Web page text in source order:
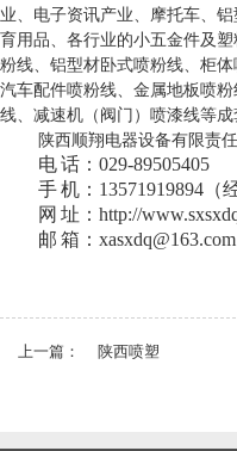
业、电子资讯产业、摩托车、
育用品、各行业的小五金件及
粉线、铝型材卧式喷粉线、柜
汽车配件喷粉线、金属地板喷
线、减速机（阀门）喷漆线等成
陕西顺翔电器设备有限责
电 话：029-89505405
手 机：13571919894（
网 址： http://
邮 箱：xasxdq@163.com
上一篇： 陕西喷塑